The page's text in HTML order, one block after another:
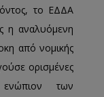
το ΕΔΔΑ
η αναλυόμενη
από νομικής
ορισμένες
ενώπιον των